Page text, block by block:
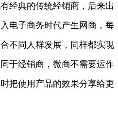
经典的传统经销商，后来出
电子商务时代产生网商，每
不同人群发展，同样都实现
于经销商，微商不需要运作
把使用产品的效果分享给更